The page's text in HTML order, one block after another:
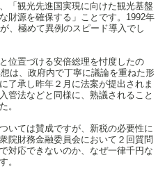
観光先進国実現に向けた観光基盤
財源を確保する」ことです。1992年
、極めて異例のスピード導入でし
置づける安倍総理を忖度したの
は、政府内で丁寧に議論を重ねた形
了承し昨年２月に法案が提出されま
管法などと同様に、熟議されること
。
ては賛成ですが、新税の必要性に
院財務金融委員会において２回質問
対応できないのか、なぜ一律千円な
。